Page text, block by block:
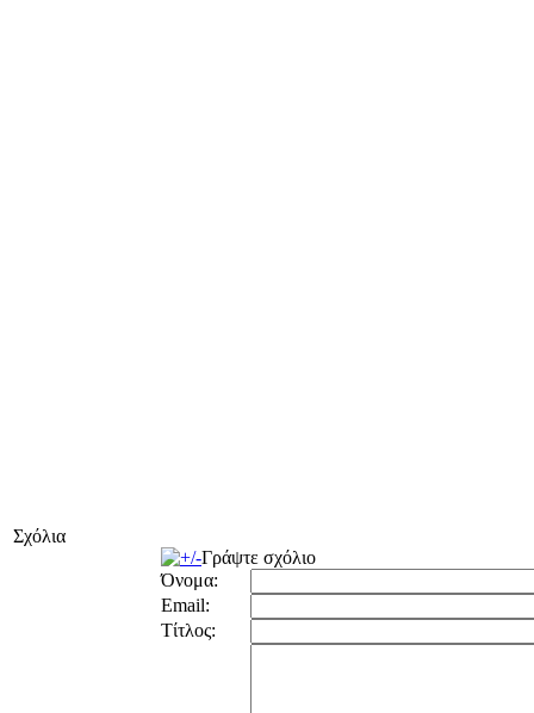
Σχόλια
Γράψτε σχόλιο
Όνομα:
Email:
Τίτλος: